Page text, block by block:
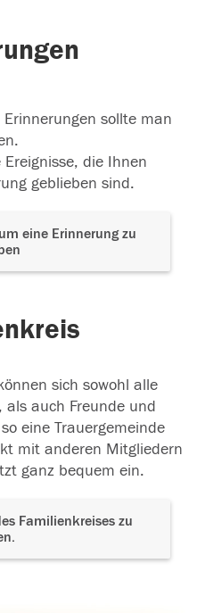
sollte man
die Ihnen
geblieben sind.
eine Erinnerung zu
sich sowohl alle
als auch Freunde und
eine Trauergemeinde
mit anderen Mitgliedern
ganz bequem ein.
Familienkreises zu